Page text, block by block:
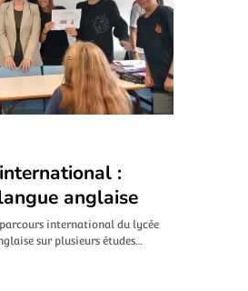
:
anglaise
parcours international du lycée
sur plusieurs études…